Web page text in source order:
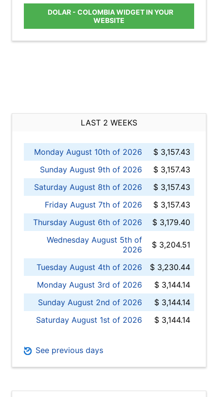
DOLAR - COLOMBIA WIDGET IN YOUR
WEBSITE
LAST 2 WEEKS
Monday August 10th of 2026
$ 3,157.43
Sunday August 9th of 2026
$ 3,157.43
Saturday August 8th of 2026
$ 3,157.43
Friday August 7th of 2026
$ 3,157.43
Thursday August 6th of 2026
$ 3,179.40
Wednesday August 5th of
2026
$ 3,204.51
Tuesday August 4th of 2026
$ 3,230.44
Monday August 3rd of 2026
$ 3,144.14
Sunday August 2nd of 2026
$ 3,144.14
Saturday August 1st of 2026
$ 3,144.14
See previous days